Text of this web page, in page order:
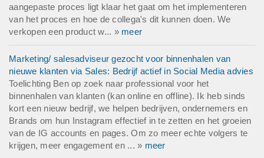
aangepaste proces ligt klaar het gaat om het implementeren
van het proces en hoe de collega's dit kunnen doen. We
verkopen een product w... » meer
Marketing/ salesadviseur gezocht voor binnenhalen van
nieuwe klanten via Sales: Bedrijf actief in Social Media advies
Toelichting Ben op zoek naar professional voor het
binnenhalen van klanten (kan online en offline). Ik heb sinds
kort een nieuw bedrijf, we helpen bedrijven, ondernemers en
Brands om hun Instagram effectief in te zetten en het groeien
van de IG accounts en pages. Om zo meer echte volgers te
krijgen, meer engagement en ... » meer